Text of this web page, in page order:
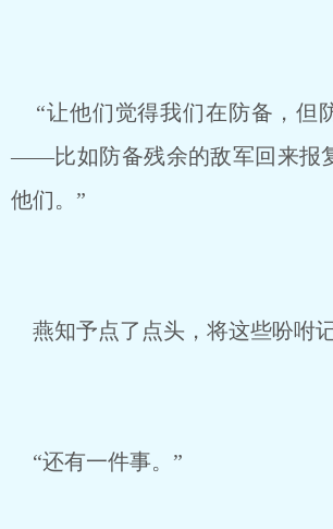
“让他们觉得我们在防备，但
——比如防备残余的敌军回来报
他们。”
燕知予点了点头，将这些吩咐记
“还有一件事。”